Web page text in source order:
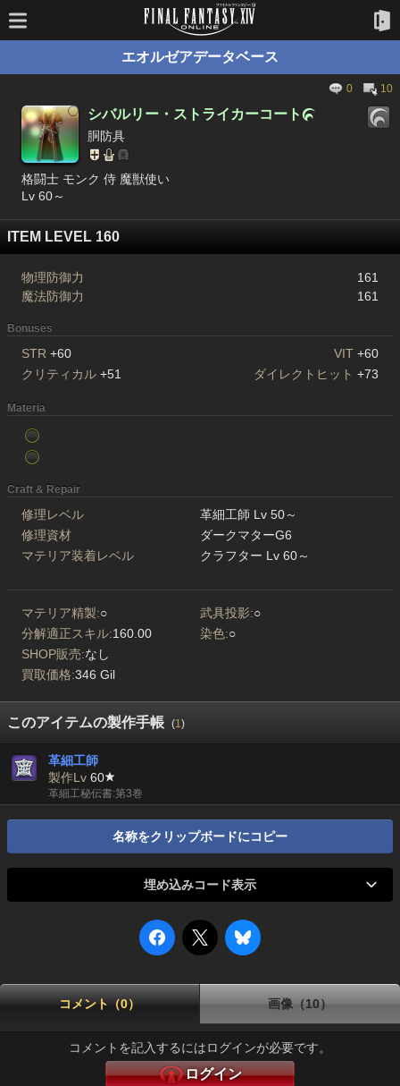
エオルゼアデータベース
0 10
シバルリー・ストライカーコート
胴防具
格闘士 モンク 侍 魔獣使い
Lv 60～
ITEM LEVEL 160
物理防御力
161
魔法防御力
161
Bonuses
STR +60 VIT +60
クリティカル +51 ダイレクトヒット +73
Materia
Craft & Repair
修理レベル
革細工師 Lv 50～
修理資材
ダークマターG6
マテリア装着レベル
クラフター Lv 60～
マテリア精製:○ 武具投影:○
分解適正スキル:160.00 染色:○
SHOP販売:なし
買取価格:346 Gil
このアイテムの製作手帳 (1)
革細工師
製作Lv 60
革細工秘伝書:第3巻
名称をクリップボードにコピー
埋め込みコード表示
コメント（0） 画像（10）
コメントを記入するにはログインが必要です。
ログイン